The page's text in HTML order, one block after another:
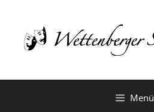
springen
Menü